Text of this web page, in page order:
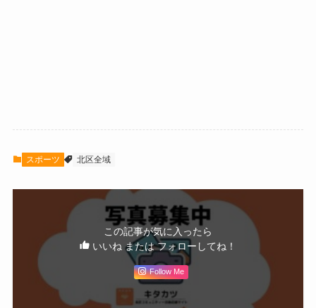
スポーツ 北区全域
この記事が気に入ったら
いいね または フォローしてね！
Follow Me